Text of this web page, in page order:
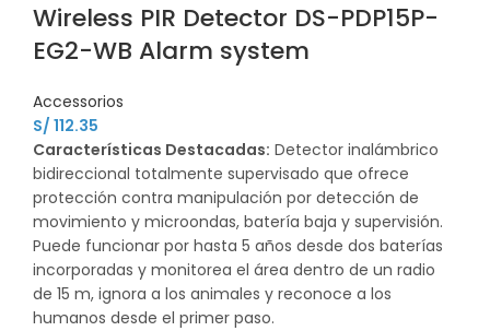
Wireless PIR Detector DS-PDP15P-
EG2-WB Alarm system
Accessorios
S/ 112.35
Características Destacadas: Detector inalámbrico
bidireccional totalmente supervisado que ofrece
protección contra manipulación por detección de
movimiento y microondas, batería baja y supervisión.
Puede funcionar por hasta 5 años desde dos baterías
incorporadas y monitorea el área dentro de un radio
de 15 m, ignora a los animales y reconoce a los
humanos desde el primer paso.